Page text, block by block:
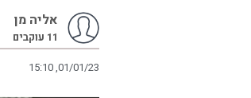
אליה מן
11 עוקבים
15:10 ,01/01/23